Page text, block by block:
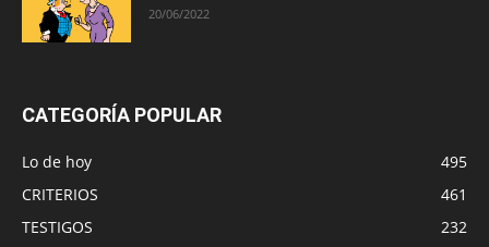
20/06/2022
CATEGORÍA POPULAR
Lo de hoy
495
CRITERIOS
461
TESTIGOS
232